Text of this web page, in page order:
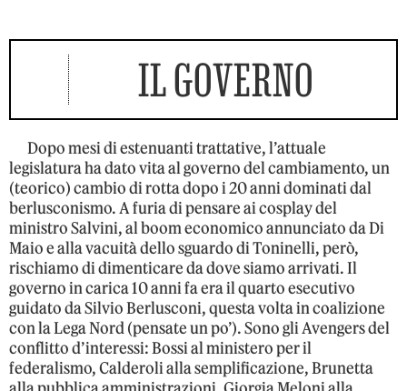
IL GOVERNO
Dopo mesi di estenuanti trattative, l’attuale
legislatura ha dato vita al governo del cambiamento, un
(teorico) cambio di rotta dopo i 20 anni dominati dal
berlusconismo. A furia di pensare ai cosplay del
ministro Salvini, al boom economico annunciato da Di
Maio e alla vacuità dello sguardo di Toninelli, però,
rischiamo di dimenticare da dove siamo arrivati. Il
governo in carica 10 anni fa era il quarto esecutivo
guidato da Silvio Berlusconi, questa volta in coalizione
con la Lega Nord (pensate un po’). Sono gli Avengers del
conflitto d’interessi: Bossi al ministero per il
federalismo, Calderoli alla semplificazione, Brunetta